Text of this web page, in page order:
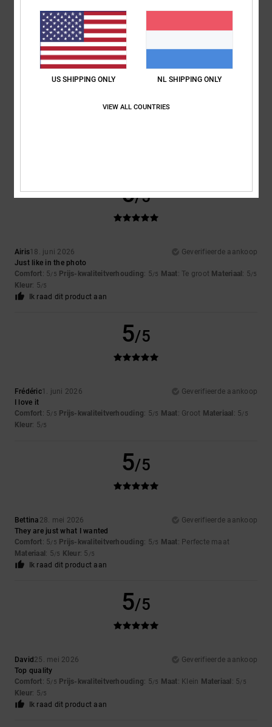
Ik raad dit product aan
5
5/5
Airis18. juni 2026
Geverifieerde aankoop
Just like in the photo
Comfort: 5/5 Prijs-kwaliteitverhouding: 5/5 Maat: Te groot Materiaal : 5/5
Kleur: 5/5
Ik raad dit product aan
5/5
Frédéric1. juni 2026
Geverifieerde aankoop
I love it
Comfort: 5/5 Prijs-kwaliteitverhouding: 5/5 Maat: Groot Materiaal : 5/5
Kleur: 5/5
5/5
Bettina 28. mei 2026
Geverifieerde aankoop
They are just what I wanted
Comfort: 5/5 Prijs-kwaliteitverhouding: 5/5 Maat: Perfecte maat
Materiaal : 5/5 Kleur: 5 /5
Ik raad dit product aan
5/5
David 25. mei 2026
Geverifieerde aankoop
Top quality
Comfort: 5/5 Prijs-kwaliteitverhouding: 5/5 Maat: Klein Materiaal : 5/5
Kleur: 5/5
Ik raad dit product aan
US SHIPPING ONLY NL SHIPPING ONLY
VIEW ALL COUNTRIES